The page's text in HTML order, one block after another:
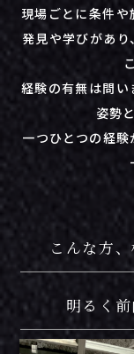
現場ごとに条件
発見や学びがあ
経験の有無は問
姿勢
一つひとつの経
こんな方
明るく